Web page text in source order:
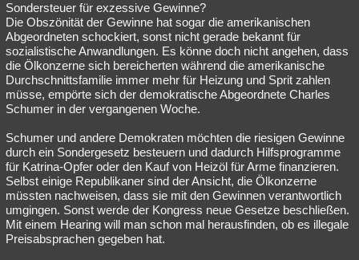
Sondersteuer für exzessive Gewinne?
Die Obszönität der Gewinne hat sogar die amerikanischen
Abgeordneten schockiert, sonst nicht gerade bekannt für
sozialistische Anwandlungen. Es könne doch nicht angehen, dass
die Ölkonzerne sich bereicherten während die amerikanische
Durchschnittsfamilie immer mehr für Heizung und Sprit zahlen
müsse, empörte sich der demokratische Abgeordnete Charles
Schumer in der vergangenen Woche.
Schumer und andere Demokraten möchten die riesigen Gewinne
durch ein Sondergesetz besteuern und dadurch Hilfsprogramme
für Katrina-Opfer oder den Kauf von Heizöl für Arme finanzieren.
Selbst einige Republikaner sind der Ansicht, die Ölkonzerne
müssten nachweisen, dass sie mit den Gewinnen verantwortlich
umgingen. Sonst werde der Kongress neue Gesetze beschließen.
Mit einem Hearing will man schon mal herausfinden, ob es illegale
Preisabsprachen gegeben hat.